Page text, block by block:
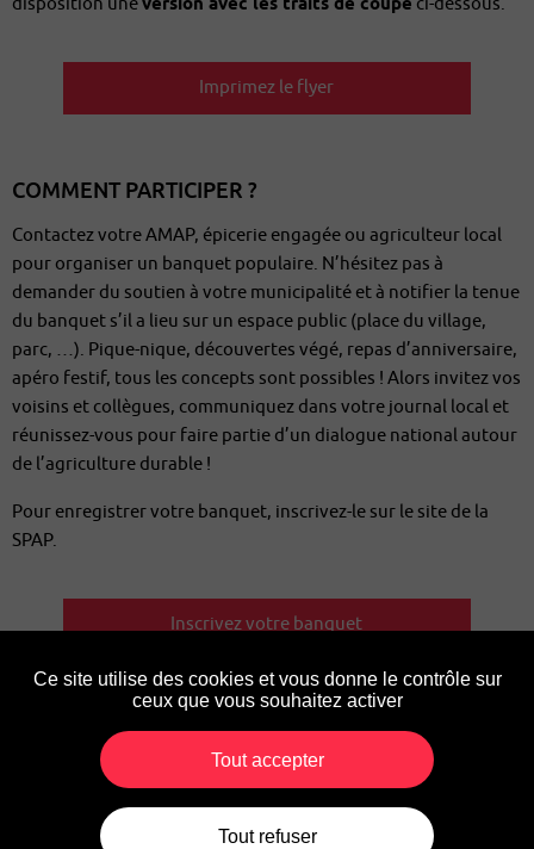
disposition uneversion avec les traits de coupe ci-dessous.
Imprimez le flyer
COMMENT PARTICIPER ?
Contactez votre AMAP, épicerie engagée ou agriculteur local
pour organiser un banquet populaire. N’hésitez pas à
demander du soutien à votre municipalité et à notifier la tenue
du banquet s’il a lieu sur un espace public (place du village,
parc, …). Pique-nique, découvertes végé, repas d’anniversaire,
apéro festif, tous les concepts sont possibles ! Alors invitez vos
voisins et collègues, communiquez dans votre journal local et
réunissez-vous pour faire partie d’un dialogue national autour
de l’agriculture durable !
Pour enregistrer votre banquet, inscrivez-le sur le site de la
SPAP.
Inscrivez votre banquet
Contact Mentions légales
Ce site utilise des cookies et vous donne le contrôle sur
ceux que vous souhaitez activer
Tout accepter
Tout refuser